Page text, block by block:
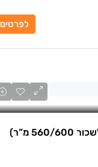
לפרטים
להשכרה משרד 1160 מ”ר (ניתן לשכור 560/600 מ”ר)